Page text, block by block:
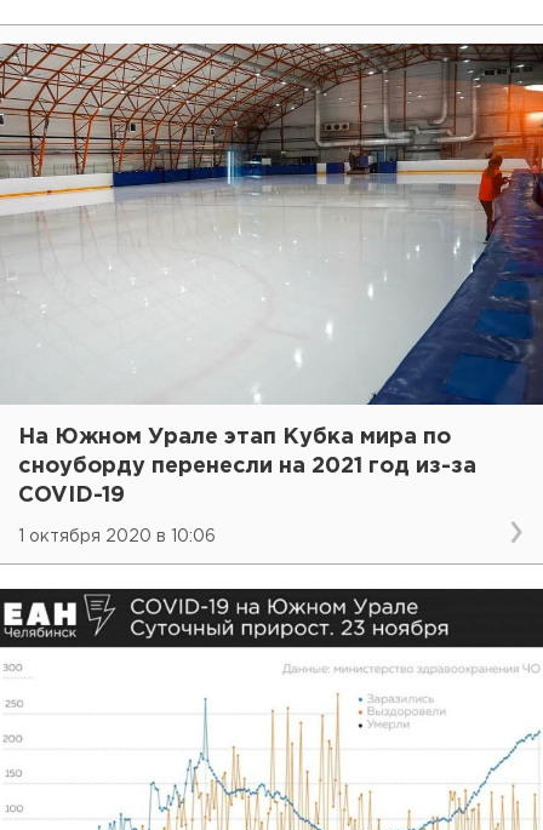
На Южном Урале этап Кубка мира по
сноуборду перенесли на 2021 год из-за
COVID-19
1 октября 2020 в 10:06